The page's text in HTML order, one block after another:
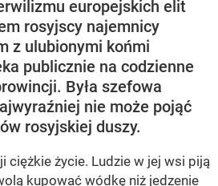
europejskich elit
rosyjscy najemnicy
z ulubionymi końmi
publicznie na codzienne
Była szefowa
nie może pojąć
rosyjskiej duszy.
ciężkie życie. Ludzie w jej wsi piją
kupować wódkę niż jedzenie